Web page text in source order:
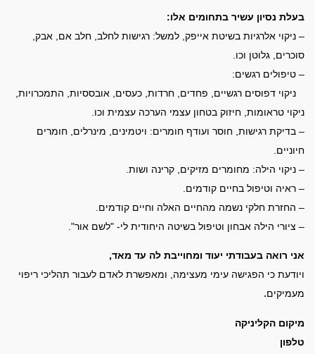
בעלת נסיון עשיר בתחומים אלו:
– ניקוי אלרגיות בשיטת אייפק, למשל: רגישות לחלב, חלב אם, אבק,
סוכרים, גלוטן וכו.
– טיפולים רגשים:
ניקוי דפוסים רגשיים, פחדים, חרדות, כעסים, אובססיות, התמכרויות,
ניקוי טראומות, חיזוק בטחון עצמי הערכה עצמית וכו.
– בדיקת רגישות, חוסר ועודף חומרים: ויטמינים, מינרלים, חומרים
חיוניים.
– ניקוי הילה: מחומרים מזיקים, קרינה ושות.
– ראיה וטיפול בחיים קודמים.
– החזרת חלקי נשמה מהחיים האלה וחיים קודמים.
– ציורי הילה אבחון וטיפול בשיטה היחודית לי- "לשם אור".
אני רואה בעבודתי יעוד ומחוייבת לה עד מאד,
ויודעת כי הפגישה עימי מעצימה, ומאפשרת לאדם לעבור תהליכי ריפוי
מעמיקים.
מיקום הקליניקה
טלפון